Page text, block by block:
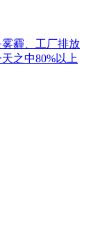
霾、工厂排放
之中80%以上